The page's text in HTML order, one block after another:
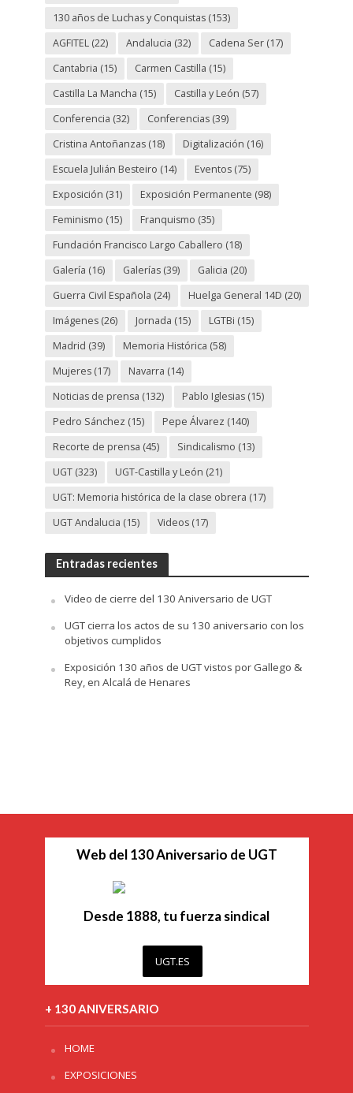
130 años de Luchas y Conquistas(153)
AGFITEL(22) Andalucia (32) Cadena Ser(17)
Cantabria (15) Carmen Castilla (15)
Castilla La Mancha (15) Castilla y León (57)
Conferencia (32) Conferencias(39)
Cristina Antoñanzas(18) Digitalización (16)
Escuela Julián Besteiro (14) Eventos(75)
Exposición (31) Exposición Permanente (98)
Feminismo (15) Franquismo (35)
Fundación Francisco Largo Caballero (18)
Galería (16) Galerías(39) Galicia (20)
Guerra Civil Española (24) Huelga General 14D (20)
Imágenes(26) Jornada (15) LGTBi (15)
Madrid (39) Memoria Histórica (58)
Mujeres(17) Navarra (14)
Noticias de prensa (132) Pablo Iglesias(15)
Pedro Sánchez (15) Pepe Álvarez (140)
Recorte de prensa (45) Sindicalismo (13)
UGT(323) UGT-Castilla y León (21)
UGT: Memoria histórica de la clase obrera (17)
UGT Andalucia (15) Videos(17)
Entradas recientes
Video de cierre del 130 Aniversario de UGT
UGT cierra los actos de su 130 aniversario con los
objetivos cumplidos
Exposición 130 años de UGT vistos por Gallego &
Rey, en Alcalá de Henares
Web del 130 Aniversario de UGT
Desde 1888, tu fuerza sindical
UGT.ES
+ 130 ANIVERSARIO
HOME
EXPOSICIONES